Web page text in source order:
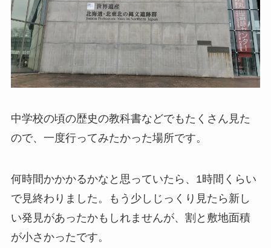
中学校の頃の歴史の教科書などでもたくさん見た
ので、一度行ってみたかった場所です。
何時間かかかるかなと思っていたら、1時間くらい
で見終わりました。もう少しじっくり見たら新し
い発見があったかもしれませんが、割と敷地面積
が小さかったです。